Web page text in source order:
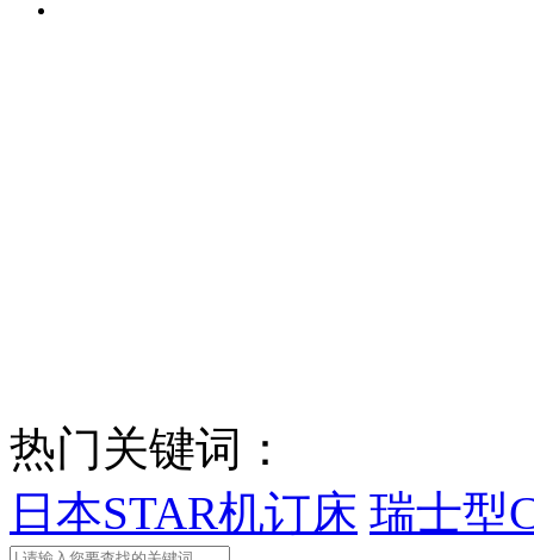
热门关键词：
日本STAR机订床 瑞士型